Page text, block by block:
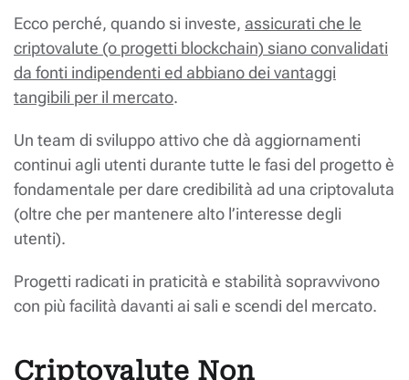
Ecco perché, quando si investe, assicurati che le
criptovalute (o progetti blockchain) siano convalidati
da fonti indipendenti ed abbiano dei vantaggi
tangibili per il mercato.
Un team di sviluppo attivo che dà aggiornamenti
continui agli utenti durante tutte le fasi del progetto è
fondamentale per dare credibilità ad una criptovaluta
(oltre che per mantenere alto l’interesse degli
utenti).
Progetti radicati in praticità e stabilità sopravvivono
con più facilità davanti ai sali e scendi del mercato.
Criptovalute Non